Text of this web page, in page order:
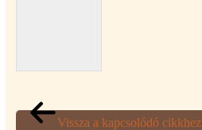
Vissza a kapcsolódó cikkhez